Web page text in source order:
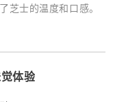
芝士的温度和口感。
体验